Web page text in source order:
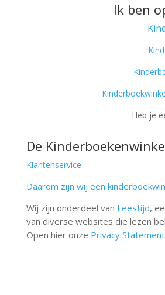
Ik ben
Heb je
De
Klantenservice
Daarom zijn wij een
Wij zijn onderdeel van Leestijd,
van diverse websites die lezen
Open hier onze Privacy Statement